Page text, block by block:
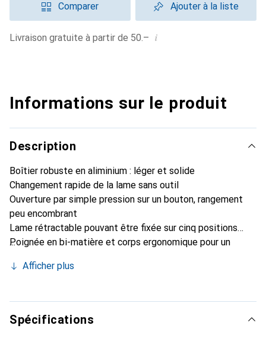
Comparer Ajouter à la liste
Livraison gratuite à partir de 50.– i
Informations sur le produit
Description
Boîtier robuste en aliminium : léger et solide
Changement rapide de la lame sans outil
Ouverture par simple pression sur un bouton, rangement
peu encombrant
Lame rétractable pouvant être fixée sur cinq positions
Poignée en bi-matière et corps ergonomique pour un
Connexion InterLock pour un maintien sûr de la lame
1 couteau
Afficher plus
Spécifications